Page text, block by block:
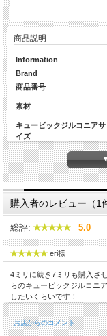
商品説明
Information
Brand
商品番号
素材
キュービックジルコニアサ
イズ
耳に触れる部分の幅
高さ
キャッチの許容範囲
Diamond
カラット数
チェーンの長さ
生産国
購入者のレビュー（1
総評: 5.0
eri様
4ミリに続き7ミリも購入さ
らのキュービックジルコニ
したいくらいです！
お店からのコメント